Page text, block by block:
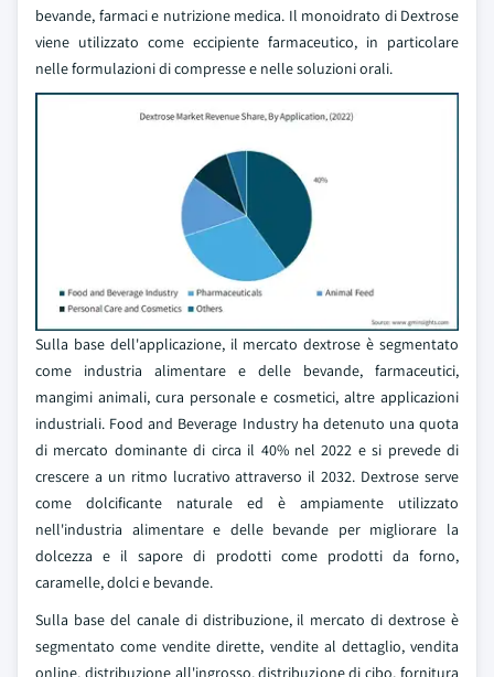
bevande, farmaci e nutrizione medica. Il monoidrato di Dextrose
viene utilizzato come eccipiente farmaceutico, in particolare
nelle formulazioni di compresse e nelle soluzioni orali.
Sulla base dell'applicazione, il mercato dextrose è segmentato
come industria alimentare e delle bevande, farmaceutici,
mangimi animali, cura personale e cosmetici, altre applicazioni
industriali. Food and Beverage Industry ha detenuto una quota
di mercato dominante di circa il 40% nel 2022 e si prevede di
crescere a un ritmo lucrativo attraverso il 2032. Dextrose serve
come dolcificante naturale ed è ampiamente utilizzato
nell'industria alimentare e delle bevande per migliorare la
dolcezza e il sapore di prodotti come prodotti da forno,
caramelle, dolci e bevande.
Sulla base del canale di distribuzione, il mercato di dextrose è
segmentato come vendite dirette, vendite al dettaglio, vendita
online, distribuzione all'ingrosso, distribuzione di cibo, fornitura